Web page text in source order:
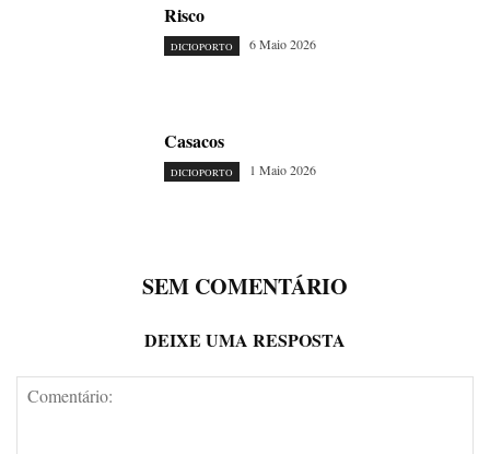
Risco
DICIOPORTO 6 Maio 2026
Casacos
DICIOPORTO 1 Maio 2026
SEM COMENTÁRIO
DEIXE UMA RESPOSTA